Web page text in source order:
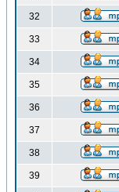
32
33
34
35
36
37
38
39